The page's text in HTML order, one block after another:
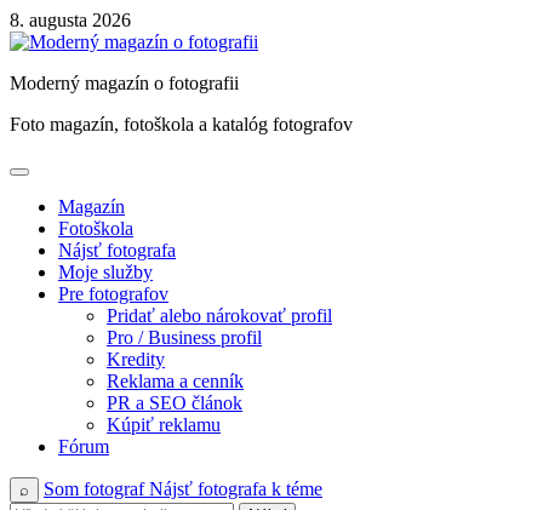
Skip
to
8. augusta 2026
Moderný magazín o fotografii
Foto magazín, fotoškola a katalóg fotografov
Magazín
Fotoškola
Nájsť fotografa
Moje služby
Pre fotografov
Pridať alebo nárokovať profil
Pro / Business profil
Kredity
Reklama a cenník
PR a SEO článok
Kúpiť reklamu
Fórum
⌕ Som fotografNájsť fotografa k téme